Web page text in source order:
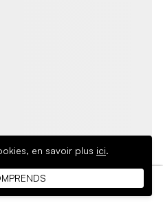
en savoir plus ici.